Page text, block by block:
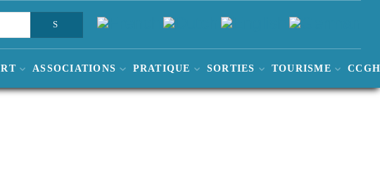
ASSOCIATIONS PRATIQUE SORTIES TOURISME